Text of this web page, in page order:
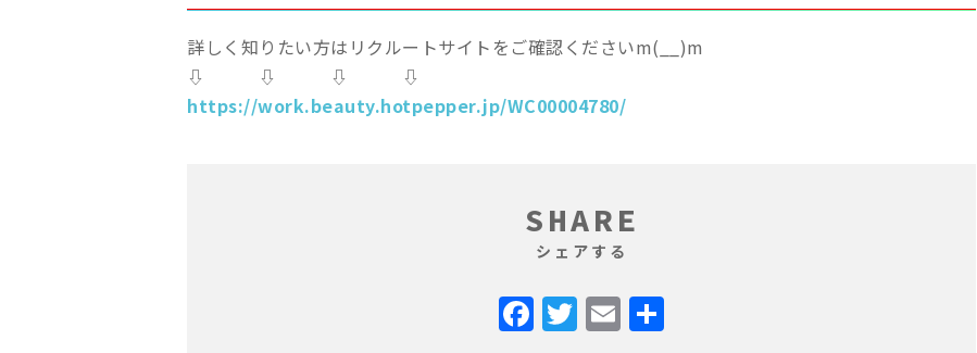
詳しく知りたい方はリクルートサイトをご確認くださいm(__)m
⇩ ⇩ ⇩ ⇩
https://work.beauty.hotpepper.jp/WC00004780/
SHARE
シェアする
Facebook
Twitter
Email